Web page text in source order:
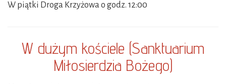
W piątki Droga Krzyżowa o godz. 12:00
W dużym kościele (Sanktuarium
Miłosierdzia Bożego)